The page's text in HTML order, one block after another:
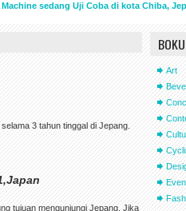
sedang Uji Coba di kota Chiba, Jepang
3 tahun tinggal di Jepang.
tujuan mengunjungi Jepang. Jika
Art